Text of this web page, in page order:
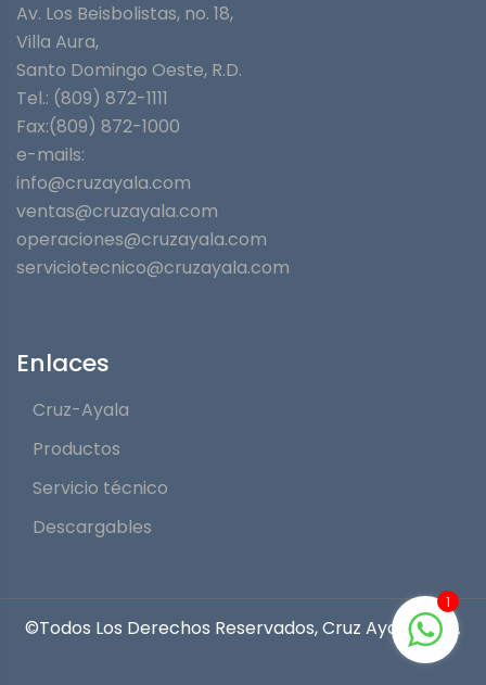
Av. Los Beisbolistas, no. 18,
Villa Aura,
Santo Domingo Oeste, R.D.
Tel.: (809) 872-1111
Fax:(809) 872-1000
e-mails:
info@cruzayala.com
ventas@cruzayala.com
operaciones@cruzayala.com
serviciotecnico@cruzayala.com
Enlaces
Cruz-Ayala
Productos
Servicio técnico
Descargables
©Todos Los Derechos Reservados, Cruz Ayala 2022.
1